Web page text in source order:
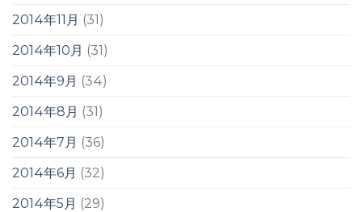
2014年11月 (31)
2014年10月 (31)
2014年9月 (34)
2014年8月 (31)
2014年7月 (36)
2014年6月 (32)
2014年5月 (29)